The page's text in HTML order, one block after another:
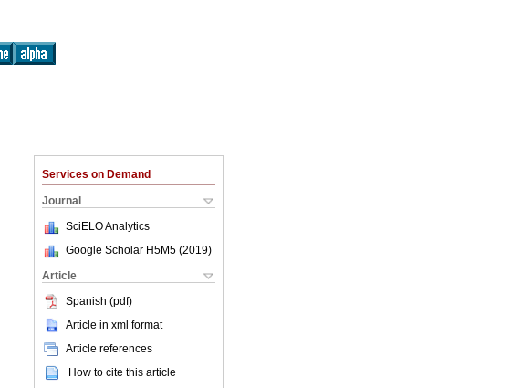
Services on Demand
Journal
SciELO Analytics
Google Scholar H5M5 (2019)
Article
Spanish (pdf)
Article in xml format
Article references
How to cite this article